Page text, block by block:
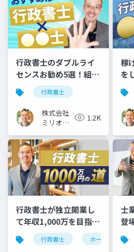
行政書士のダブルライ
センスお勧め5選！組み
合わせるなら、この資
格
行政書士
株式会社
ミリオン
1.2K
稼
を
業
行政書士が独立開業し
て年収1,000万を目指す
ホームページ集客3ステ
ップ
行政書士 ホームページ
士
登
に